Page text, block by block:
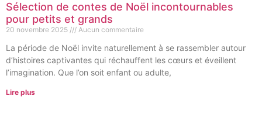
Sélection de contes de Noël incontournables
pour petits et grands
20 novembre 2025 Aucun commentaire
La période de Noël invite naturellement à se rassembler autour
d’histoires captivantes qui réchauffent les cœurs et éveillent
l’imagination. Que l’on soit enfant ou adulte,
Lire plus